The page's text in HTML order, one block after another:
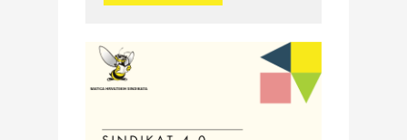
Zdravlje i osiguranje